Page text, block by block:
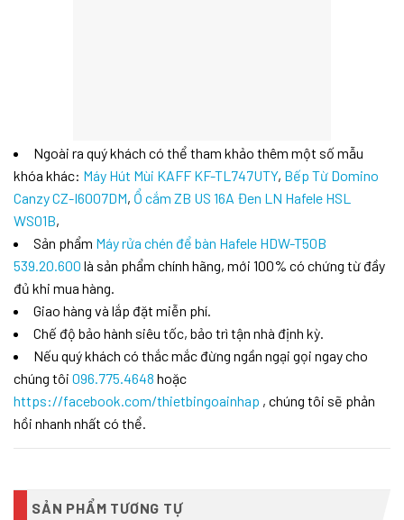
Ngoài ra quý khách có thể tham khảo thêm một số mẫu
khóa khác: Máy Hút Mùi KAFF KF-TL747UTY, Bếp Từ Domino
Canzy CZ-I6007DM, Ổ cắm ZB US 16A Đen LN Hafele HSL
WS01B,
Sản phẩm Máy rửa chén để bàn Hafele HDW-T50B
539.20.600 là sản phẩm chính hãng, mới 100% có chứng từ đầy
đủ khi mua hàng.
Giao hàng và lắp đặt miễn phí.
Chế độ bảo hành siêu tốc, bảo trì tận nhà định kỳ.
Nếu quý khách có thắc mắc đừng ngần ngại gọi ngay cho
chúng tôi 096.775.4648 hoặc
https://facebook.com/thietbingoainhap , chúng tôi sẽ phản
hồi nhanh nhất có thể.
SẢN PHẨM TƯƠNG TỰ